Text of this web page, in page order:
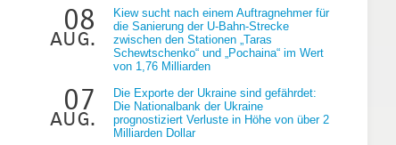
08
aug.
Kiew sucht nach einem Auftragnehmer für
die Sanierung der U-Bahn-Strecke
zwischen den Stationen „Taras
Schewtschenko“ und „Pochaina“ im Wert
von 1,76 Milliarden
07
aug.
Die Exporte der Ukraine sind gefährdet:
Die Nationalbank der Ukraine
prognostiziert Verluste in Höhe von über 2
Milliarden Dollar